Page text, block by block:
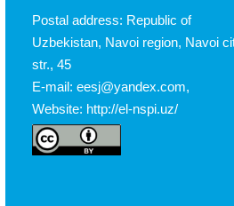
Postal address: Republic of
Uzbekistan, Navoi region, Navoi
str., 45
E-mail: eesj@yandex.com,
Website: http://el-nspi.uz/